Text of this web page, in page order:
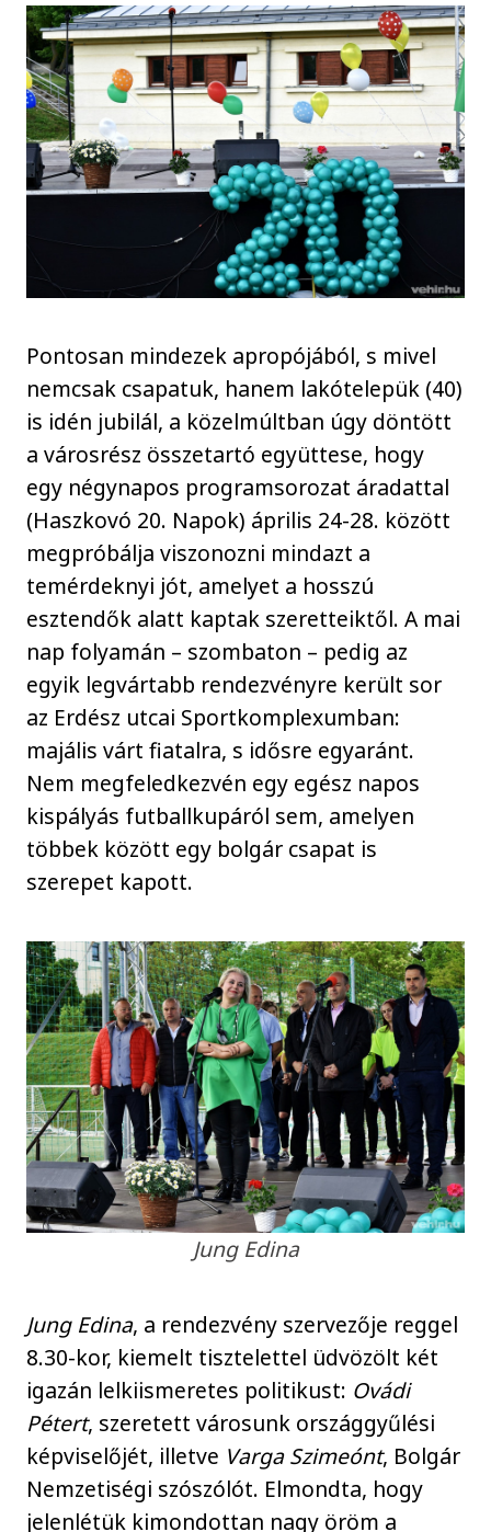
Pontosan mindezek apropójából, s mivel
nemcsak csapatuk, hanem lakótelepük (40)
is idén jubilál, a közelmúltban úgy döntött
a városrész összetartó együttese, hogy
egy négynapos programsorozat áradattal
(Haszkovó 20. Napok) április 24-28. között
megpróbálja viszonozni mindazt a
temérdeknyi jót, amelyet a hosszú
esztendők alatt kaptak szeretteiktől. A mai
nap folyamán – szombaton – pedig az
egyik legvártabb rendezvényre került sor
az Erdész utcai Sportkomplexumban:
majális várt fiatalra, s idősre egyaránt.
Nem megfeledkezvén egy egész napos
kispályás futballkupáról sem, amelyen
többek között egy bolgár csapat is
szerepet kapott.
Jung Edina
Jung Edina, a rendezvény szervezője reggel
8.30-kor, kiemelt tisztelettel üdvözölt két
igazán lelkiismeretes politikust: Ovádi
Pétert, szeretett városunk országgyűlési
képviselőjét, illetve Varga Szimeónt, Bolgár
Nemzetiségi szószólót. Elmondta, hogy
jelenlétük kimondottan nagy öröm a